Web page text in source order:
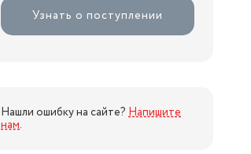
Узнать о поступлении
Нашли ошибку на сайте? Напишите
нам.